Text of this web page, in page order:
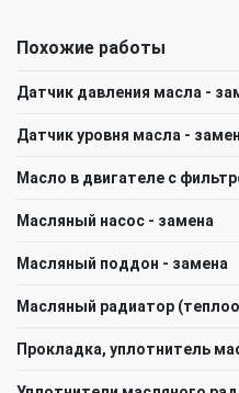
Похожие работы
Датчик давления масла -
Датчик уровня масла -
Масло в двигателе с
Масляный насос - замена
Масляный поддон - замена
Масляный радиатор
Прокладка, уплотнитель